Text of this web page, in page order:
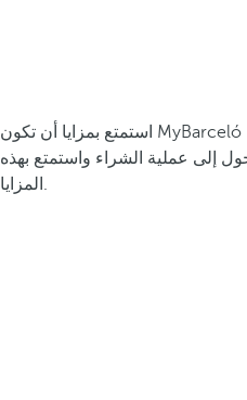
استمتع بمزايا أن تكون MyBarceló
إلى عملية الشراء واستمتع بهذه
المزايا.